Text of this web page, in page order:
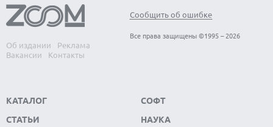
Об издании
Реклама
Вакансии
Контакты
Сообщить об ошибке
Все права защищены ©1995 – 2026
КАТАЛОГ
СТАТЬИ
СОФТ
НАУКА